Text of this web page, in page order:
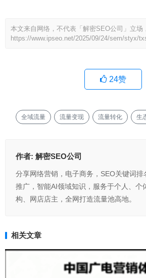
本文来自网络，不代表「解密SEO公司」立场
https://www.ipseo.net/2025/09/24/sem/styx/
24赞
全域流量 流量变现 流量转化 生
作者: 解密SEO公司
分享网络营销，电子商务，SEO关键词排
推广，智能AI领域知识，服务于个人、个
构、网店店主，全网打造流量池高地。
相关文章